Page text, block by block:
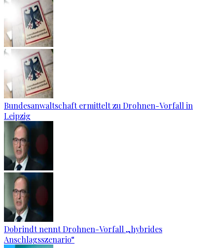
Bundesanwaltschaft ermittelt zu Drohnen-Vorfall in
Leipzig
Dobrindt nennt Drohnen-Vorfall „hybrides
Anschlagsszenario“